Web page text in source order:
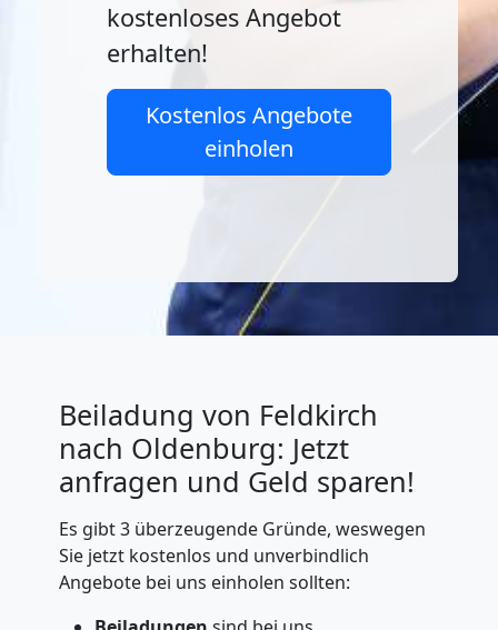
kostenloses Angebot
erhalten!
Kostenlos Angebote
einholen
Beiladung von Feldkirch
nach Oldenburg: Jetzt
anfragen und Geld sparen!
Es gibt 3 überzeugende Gründe, weswegen
Sie jetzt kostenlos und unverbindlich
Angebote bei uns einholen sollten: